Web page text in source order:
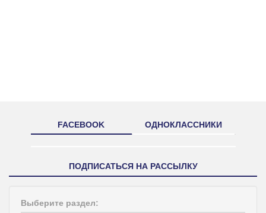
FACEBOOK ОДНОКЛАССНИКИ
ПОДПИСАТЬСЯ НА РАССЫЛКУ
Выберите раздел: